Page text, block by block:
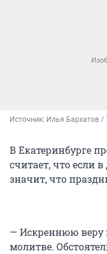
Источник: Илья Бархатов /
В Екатеринбурге
считает, что если
значит, что
— Искреннюю веру
молитве.